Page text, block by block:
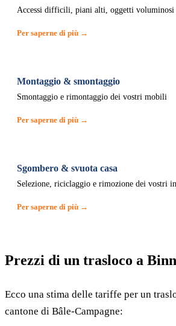
Accessi difficili, piani alti, oggetti voluminosi
Per saperne di più →
Montaggio & smontaggio
Smontaggio e rimontaggio dei vostri mobili
Per saperne di più →
Sgombero & svuota casa
Selezione, riciclaggio e rimozione dei vostri
Per saperne di più →
Prezzi di un trasloco a
Ecco una stima delle tariffe per un
cantone di Bâle-Campagne: